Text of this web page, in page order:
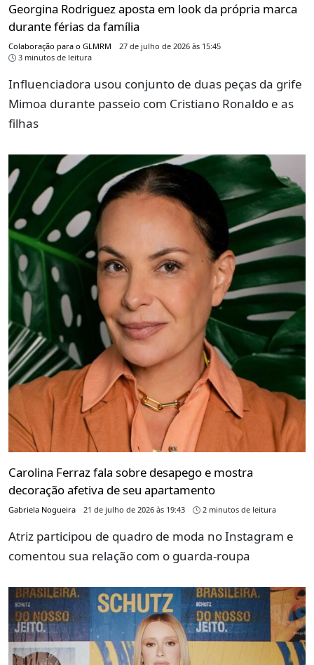
Georgina Rodriguez aposta em look da própria marca
durante férias da família
Colaboração para o GLMRM
27 de julho de 2026 às 15:45
3 minutos de leitura
Influenciadora usou conjunto de duas peças da grife
Mimoa durante passeio com Cristiano Ronaldo e as
filhas
Carolina Ferraz fala sobre desapego e mostra
decoração afetiva de seu apartamento
Gabriela Nogueira 21 de julho de 2026 às 19:43 2 minutos de leitura
Atriz participou de quadro de moda no Instagram e
comentou sua relação com o guarda-roupa